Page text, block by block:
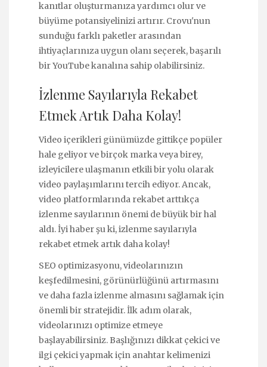
kanıtlar oluşturmanıza yardımcı olur ve
büyüme potansiyelinizi artırır. Crovu'nun
sunduğu farklı paketler arasından
ihtiyaçlarınıza uygun olanı seçerek, başarılı
bir YouTube kanalına sahip olabilirsiniz.
İzlenme Sayılarıyla Rekabet
Etmek Artık Daha Kolay!
Video içerikleri günümüzde gittikçe popüler
hale geliyor ve birçok marka veya birey,
izleyicilere ulaşmanın etkili bir yolu olarak
video paylaşımlarını tercih ediyor. Ancak,
video platformlarında rekabet arttıkça
izlenme sayılarının önemi de büyük bir hal
aldı. İyi haber şu ki, izlenme sayılarıyla
rekabet etmek artık daha kolay!
SEO optimizasyonu, videolarınızın
keşfedilmesini, görünürlüğünü artırmasını
ve daha fazla izlenme almasını sağlamak için
önemli bir stratejidir. İlk adım olarak,
videolarınızı optimize etmeye
başlayabilirsiniz. Başlığınızı dikkat çekici ve
ilgi çekici yapmak için anahtar kelimenizi